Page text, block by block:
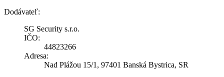
Dodávateľ:
SG Security s.r.o.
IČO:
44823266
Adresa:
Nad Plážou 15/1, 97401 Banská Bystrica, SR